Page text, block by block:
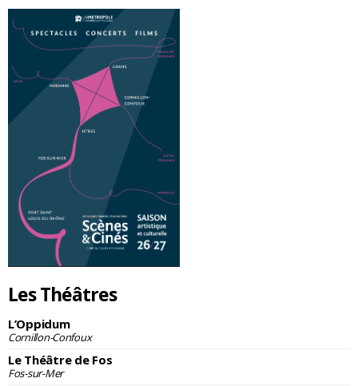
Les Théâtres
L’Oppidum
Cornillon-Confoux
Le Théâtre de Fos
Fos-sur-Mer